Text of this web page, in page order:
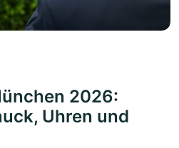
2026:
Uhren und